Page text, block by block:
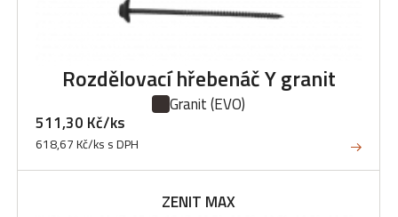
Rozdělovací hřebenáč Y granit
Granit(EVO)
511,30 Kč/ks
618,67 Kč/ks s DPH
ZENIT MAX